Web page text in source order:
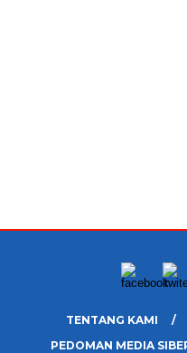
TENTANG KAMI
PEDOMAN MEDIA